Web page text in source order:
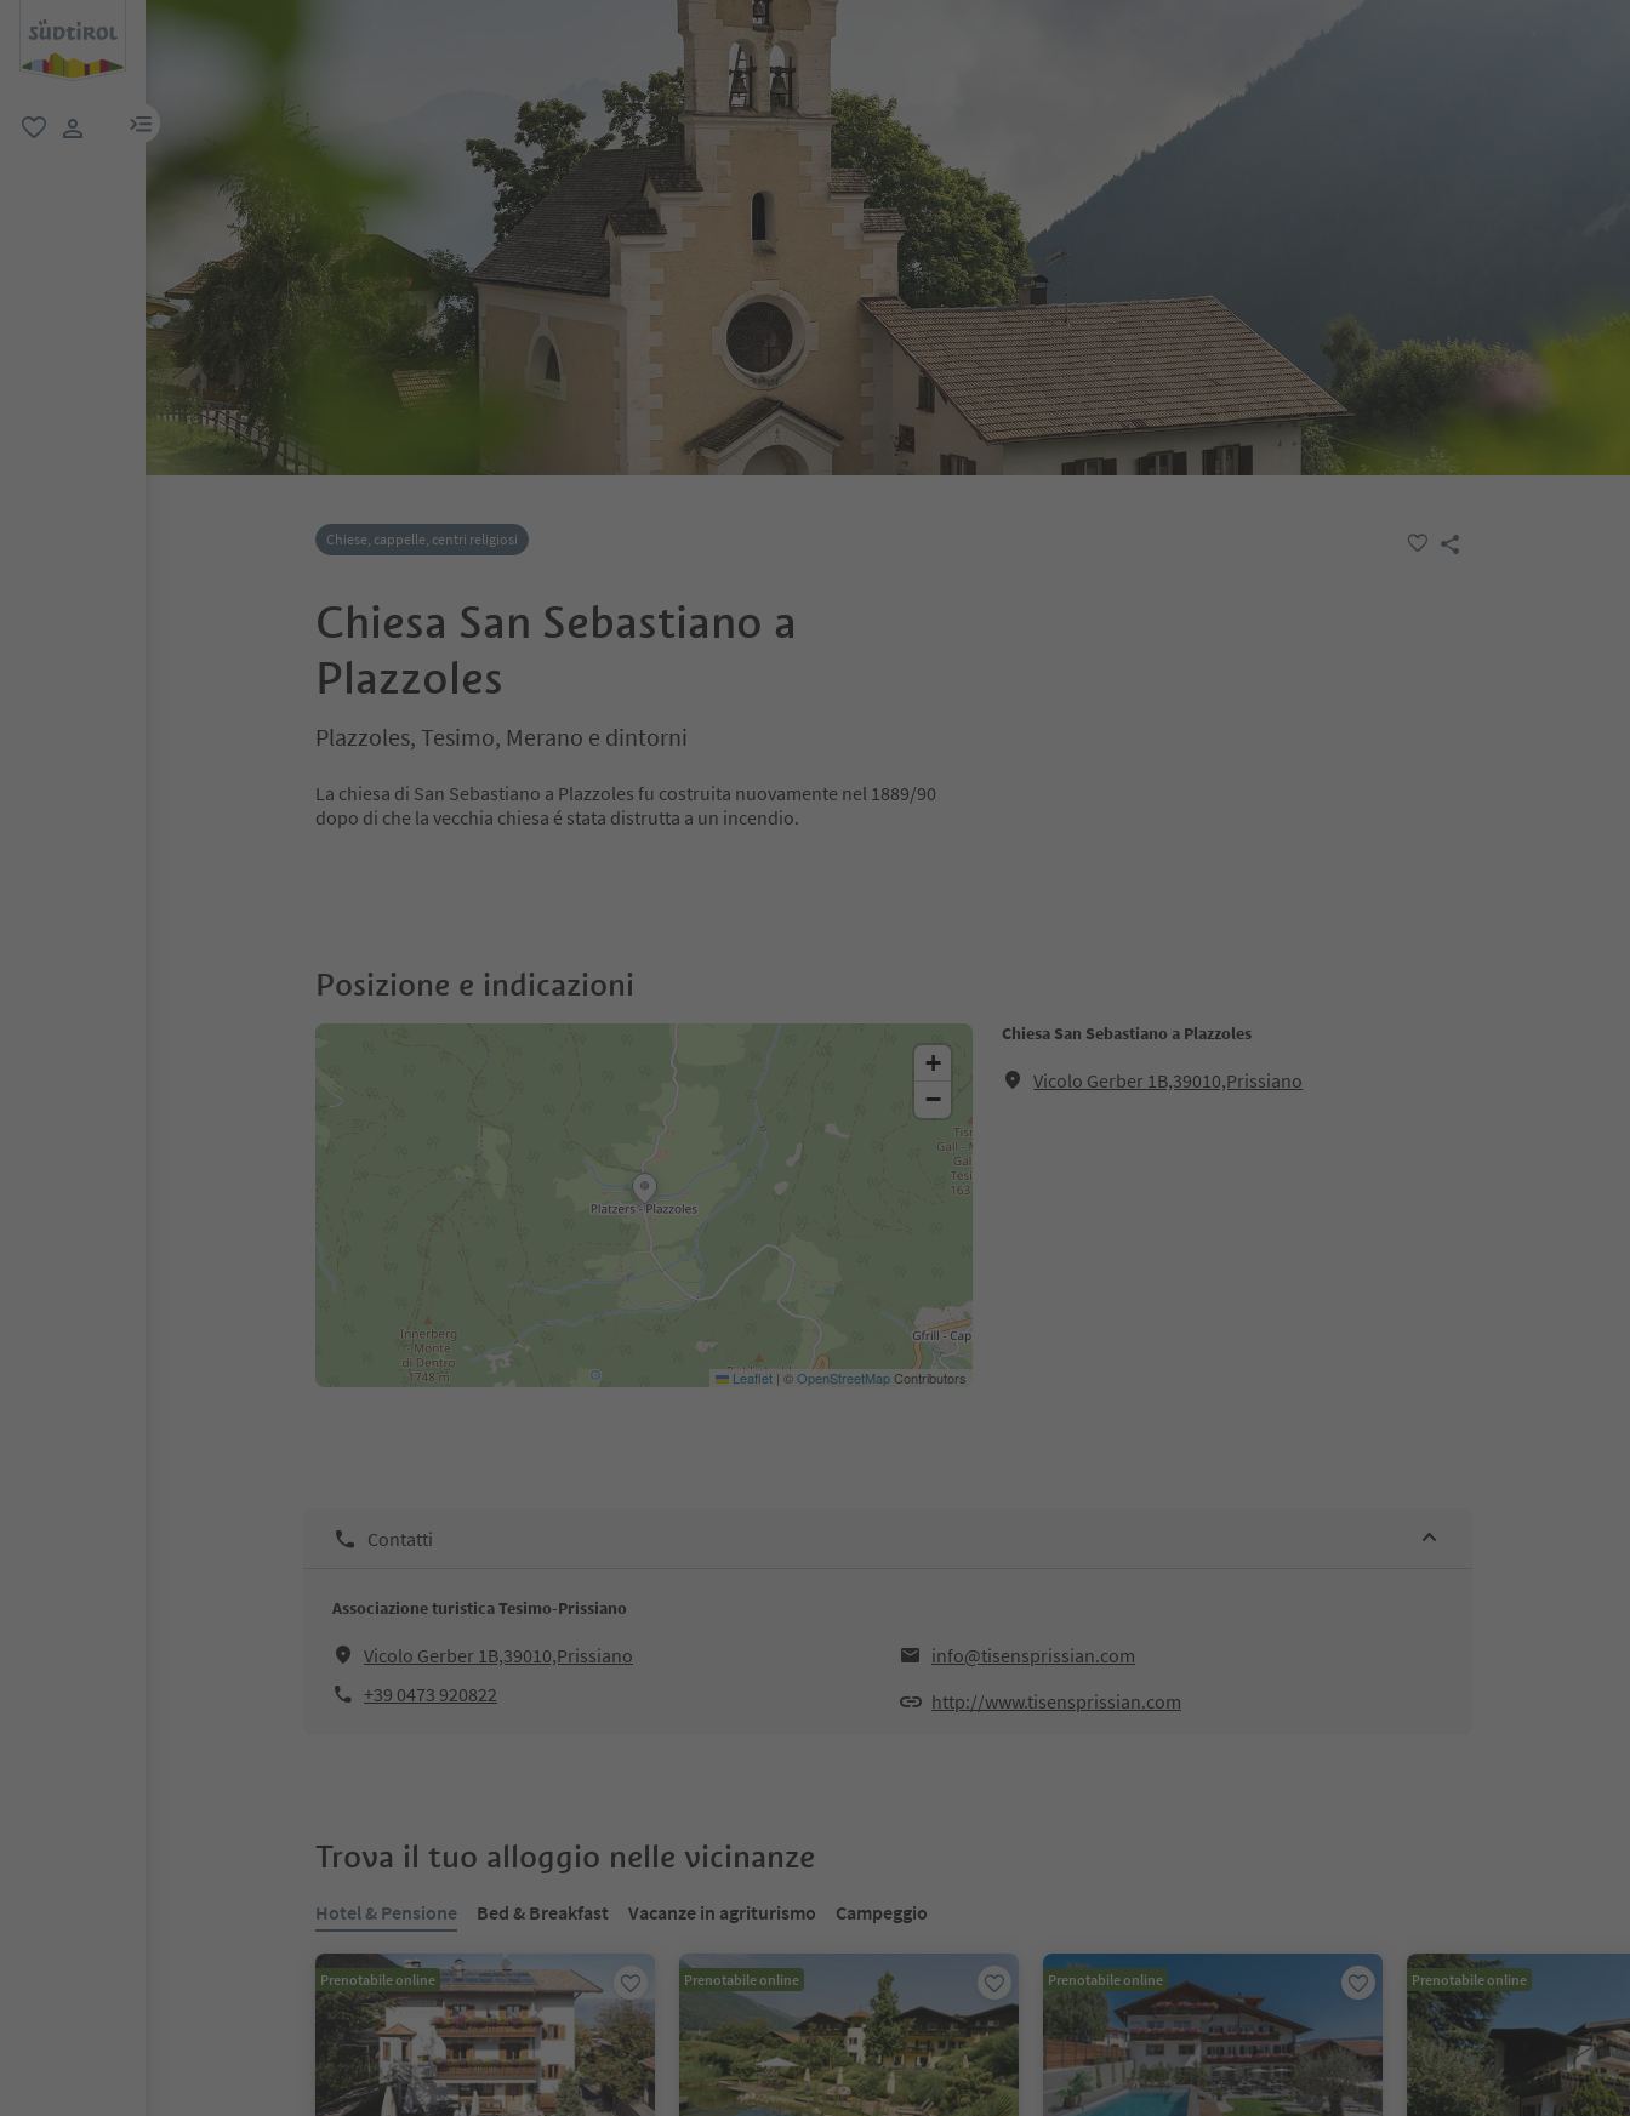
menu link
Chiese, cappelle, centri religiosi
Chiesa San Sebastiano a
Plazzoles
Plazzoles, Tesimo, Merano e dintorni
La chiesa di San Sebastiano a Plazzoles fu costruita nuovamente nel 1889/90
dopo di che la vecchia chiesa é stata distrutta a un incendio.
Posizione e indicazioni
Chiesa San Sebastiano a Plazzoles
Vicolo Gerber 1B,39010,Prissiano
+
−
Leaflet | ©OpenStreetMapContributors
Contatti
Associazione turistica Tesimo-Prissiano
Vicolo Gerber 1B,39010,Prissiano
info@tisensprissian.com
+39 0473 920822
http://www.tisensprissian.com
Trova il tuo alloggio nelle vicinanze
Hotel & Pensione Bed & Breakfast Vacanze in agriturismo Campeggio
Prenotabile online Prenotabile online Prenotabile online Prenotabile online